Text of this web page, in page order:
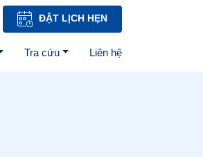
ĐẶT LỊCH HẸN
Tra cứu Liên hệ